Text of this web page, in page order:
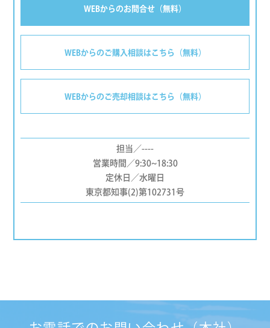
WEBからのお問合せ（無料）
WEBからのご購入相談はこちら（無料）
WEBからのご売却相談はこちら（無料）
担当／----
営業時間／9:30~18:30
定休日／水曜日
東京都知事(2)第102731号